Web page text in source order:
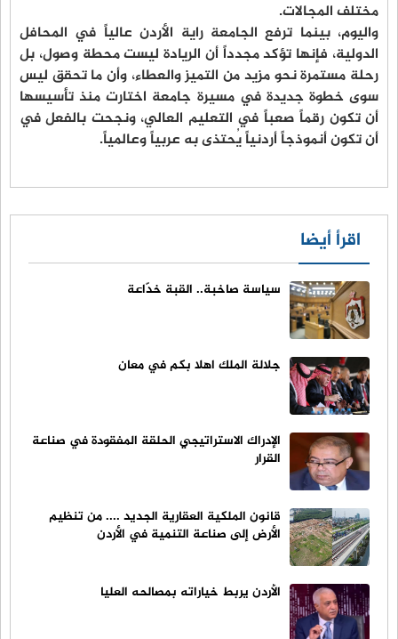
مختلف المجالات.
واليوم، بينما ترفع الجامعة راية الأردن عالياً في المحافل
الدولية، فإنها تؤكد مجدداً أن الريادة ليست محطة وصول، بل
رحلة مستمرة نحو مزيد من التميز والعطاء، وأن ما تحقق ليس
سوى خطوة جديدة في مسيرة جامعة اختارت منذ تأسيسها
أن تكون رقماً صعباً في التعليم العالي، ونجحت بالفعل في
أن تكون أنموذجاً أردنياً يُحتذى به عربياً وعالمياً.
اقرأ أيضا
سياسة صاخبة.. القبة خدّاعة
جلالة الملك اهلا بكم في معان
الإدراك الاستراتيجي الحلقة المفقودة في صناعة
القرار
قانون الملكية العقارية الجديد .... من تنظيم
الأرض إلى صناعة التنمية في الأردن
الأردن يربط خياراته بمصالحه العليا